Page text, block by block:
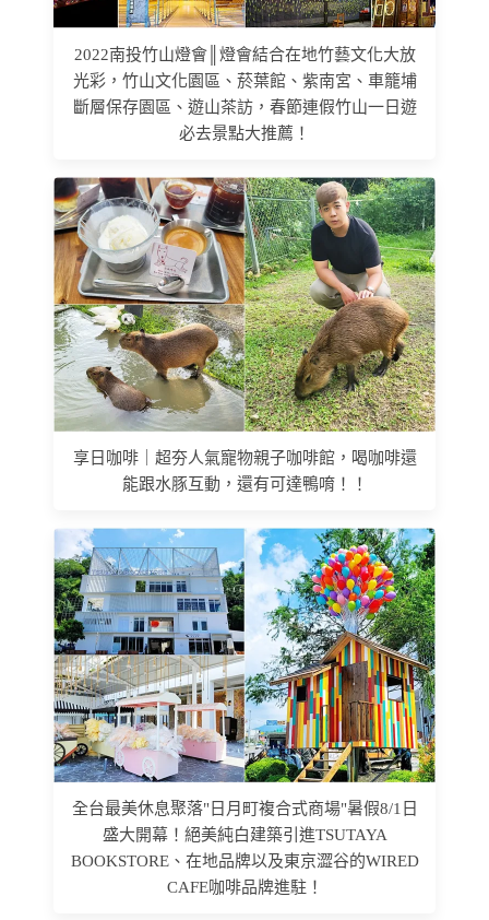
2022南投竹山燈會║燈會結合在地竹藝文化大放
光彩，竹山文化園區、菸葉館、紫南宮、車籠埔
斷層保存園區、遊山茶訪，春節連假竹山一日遊
必去景點大推薦！
享日咖啡｜超夯人氣寵物親子咖啡館，喝咖啡還
能跟水豚互動，還有可達鴨唷！！
全台最美休息聚落"日月町複合式商場"暑假8/1日
盛大開幕！絕美純白建築引進TSUTAYA
BOOKSTORE、在地品牌以及東京澀谷的WIRED
CAFE咖啡品牌進駐！